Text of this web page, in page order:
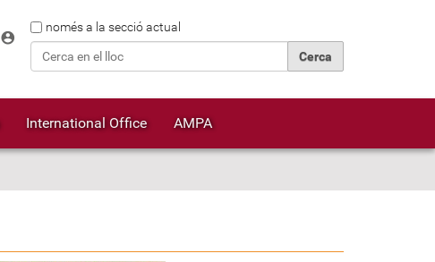
Cercanomés a la secció actual
account_circle
International Office AMPA